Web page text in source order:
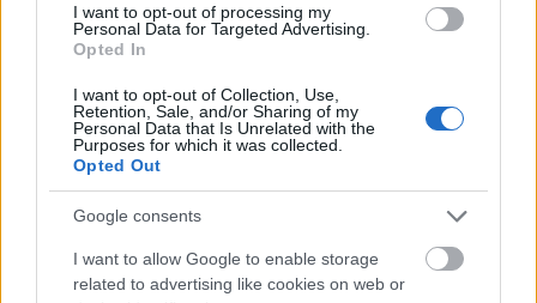
I want to opt-out of processing my
Personal Data for Targeted Advertising.
Opted In
I want to opt-out of Collection, Use,
Retention, Sale, and/or Sharing of my
Personal Data that Is Unrelated with the
Purposes for which it was collected.
Opted Out
Google consents
I want to allow Google to enable storage
related to advertising like cookies on web or
προετοιμάζεστε καιρό. Μέσα στην ένταση των
εξετάσεων, πάρτε μια βαθιά ανάσα και
θυμηθείτε ότι οι μέρες αυτές είναι μια
δοκιμασία, αλλά δεν είναι εκείνη που θα ορίσει
οριστικά τη ζωή ή το ποιες και ποιοι είστε.
Ο Προσκοπισμός μας έμαθε ότι η πρόοδος δεν
είναι ένας στείρος ανταγωνισμός, αλλά μια
καθημερινή, προσωπική υπέρβαση. Η Υπόσχεση
που δώσαμε δεν ζητά τελειότητα, ζητά